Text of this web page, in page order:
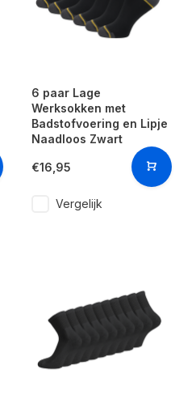
6 paar Lage
Werksokken met
Badstofvoering en Lipje
Naadloos Zwart
€16,95
Vergelijk